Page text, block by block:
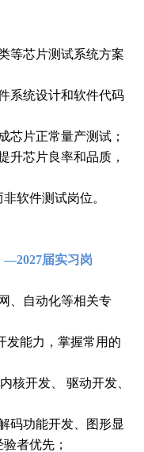
等芯片测试系统方案
系统设计和软件代码
芯片正常量产测试；
升芯片良率和品质，
软件测试岗位。
—2027届实习岗
、自动化等相关专
发能力，掌握常用的
核开发、 驱动开发、
码功能开发、图形显
者优先；